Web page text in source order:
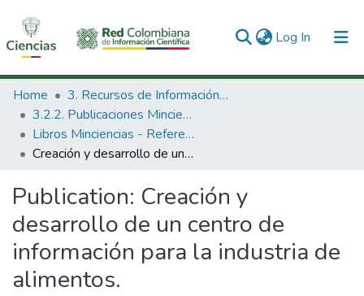
Log In (current)
Communities & Collections
All of DSpace
Statistics
Home
3. Recursos de Información Científica y Tecnológica
3.2.2. Publicaciones Minciencias
Libros Minciencias - Referenciales
Creación y desarrollo de un centro de información para la industria de alimentos.
Publication: Creación y
desarrollo de un centro de
información para la industria de
alimentos.